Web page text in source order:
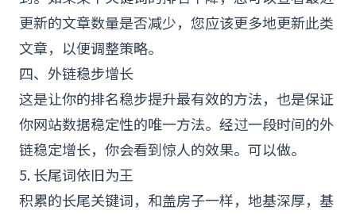
更新的文章数量是否减少，您应该更多地更新此类
文章，以便调整策略。
四、外链稳步增长
这是让你的排名稳步提升最有效的方法，也是保证
你网站数据稳定性的唯一方法。经过一段时间的外
链稳定增长，你会看到惊人的效果。可以做。
5. 长尾词依旧为王
积累的长尾关键词，和盖房子一样，地基深厚，基